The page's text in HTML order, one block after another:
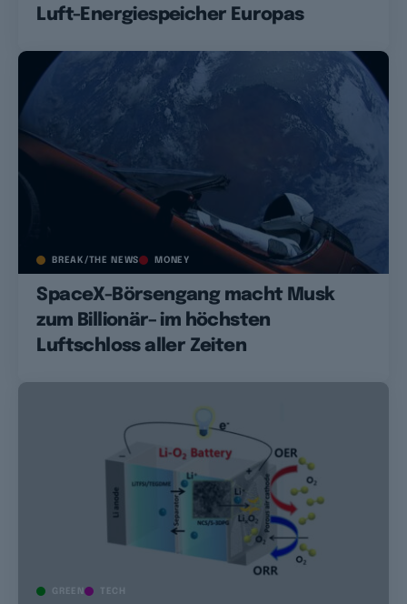
Luft-Energiespeicher Europas
BREAK/THE NEWS MONEY
SpaceX-Börsengang macht Musk
zum Billionär– im höchsten
Luftschloss aller Zeiten
GREEN TECH